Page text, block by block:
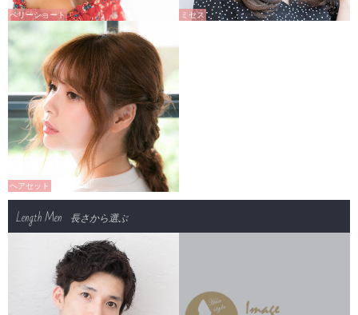
ベリーショート ミセス
ヘアセット
Length Men 長さから選ぶ